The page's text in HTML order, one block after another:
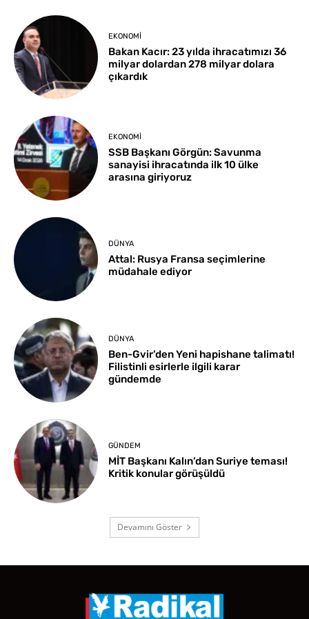
EKONOMI
Bakan Kacır: 23 yılda ihracatımızı 36
milyar dolardan 278 milyar dolara
çıkardık
EKONOMI
SSB Başkanı Görgün: Savunma
sanayisi ihracatında ilk 10 ülke
arasına giriyoruz
DÜNYA
Attal: Rusya Fransa seçimlerine
müdahale ediyor
DÜNYA
Ben-Gvir’den Yeni hapishane talimatı!
Filistinli esirlerle ilgili karar
gündemde
GÜNDEM
MİT Başkanı Kalın’dan Suriye teması!
Kritik konular görüşüldü
Devamını Göster